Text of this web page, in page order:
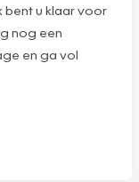
bent u klaar voor
nog een
en ga vol